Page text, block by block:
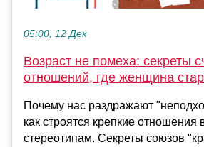
05:00, 12 Дек
Возраст не помеха: секреты
отношений, где женщина
Почему нас раздражают
как строятся крепкие отношения
стереотипам. Секреты союзов